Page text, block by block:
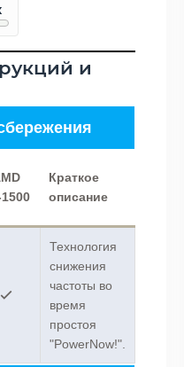
и
Краткое
описание
Технология
снижения
частоты во
время
простоя
"PowerNow!".